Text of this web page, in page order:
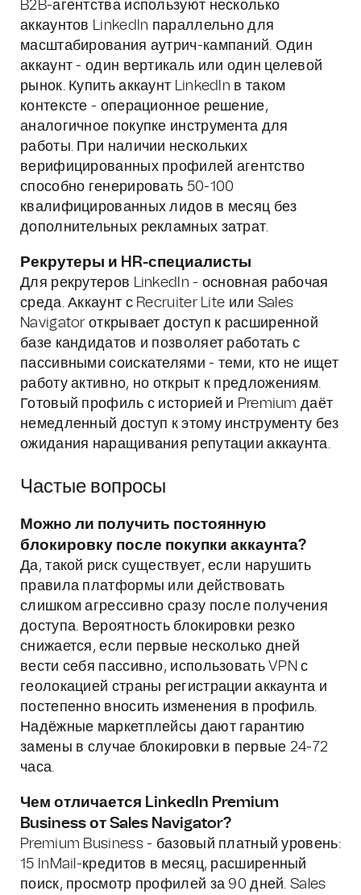
B2B-агентства используют несколько
аккаунтов LinkedIn параллельно для
масштабирования аутрич-кампаний. Один
аккаунт - один вертикаль или один целевой
рынок. Купить аккаунт LinkedIn в таком
контексте - операционное решение,
аналогичное покупке инструмента для
работы. При наличии нескольких
верифицированных профилей агентство
способно генерировать 50-100
квалифицированных лидов в месяц без
дополнительных рекламных затрат.
Рекрутеры и HR-специалисты
Для рекрутеров LinkedIn - основная рабочая
среда. Аккаунт с Recruiter Lite или Sales
Navigator открывает доступ к расширенной
базе кандидатов и позволяет работать с
пассивными соискателями - теми, кто не ищет
работу активно, но открыт к предложениям.
Готовый профиль с историей и Premium даёт
немедленный доступ к этому инструменту без
ожидания наращивания репутации аккаунта.
Частые вопросы
Можно ли получить постоянную
блокировку после покупки аккаунта?
Да, такой риск существует, если нарушить
правила платформы или действовать
слишком агрессивно сразу после получения
доступа. Вероятность блокировки резко
снижается, если первые несколько дней
вести себя пассивно, использовать VPN с
геолокацией страны регистрации аккаунта и
постепенно вносить изменения в профиль.
Надёжные маркетплейсы дают гарантию
замены в случае блокировки в первые 24-72
часа.
Чем отличается LinkedIn Premium
Business от Sales Navigator?
Premium Business - базовый платный уровень:
15 InMail-кредитов в месяц, расширенный
поиск, просмотр профилей за 90 дней. Sales